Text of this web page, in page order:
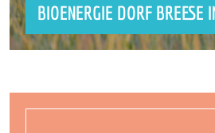
BIOENERGIE DORF BREESE